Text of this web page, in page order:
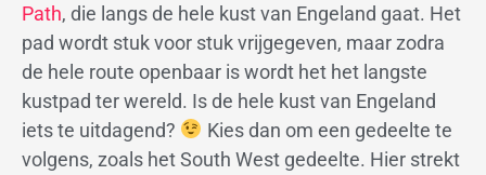
Path, die langs de hele kust van Engeland gaat. Het
pad wordt stuk voor stuk vrijgegeven, maar zodra
de hele route openbaar is wordt het het langste
kustpad ter wereld. Is de hele kust van Engeland
iets te uitdagend?
Kies dan om een gedeelte te
volgens, zoals het South West gedeelte. Hier strekt